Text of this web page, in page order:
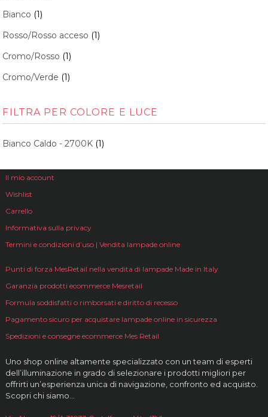
Bianco (1)
Rosso/Rosso acceso (1)
Cromo/Rosso (1)
Cromo/Verde (1)
FILTRA PER COLORE E LUCE
Bianco Caldo - 2700K (1)
Il mio account
Wishlist
Carrello
Informativa sulla privacy
Termini e condizioni d’uso | Vendita lampade online
Punti di forza MesRetail nella vendita di lampade Made in Italy
Garanzia prodotti ecommerce Mesretail
Formula soddisfatti o rimborsati e diritto di recesso
Pagamento sicuro per acquistare lampade online in sicurezza
Spedizioni e consegne ecommerce Mes Retail
Uno shop online altamente specializzato con un team di esperti
dell’illuminazione in grado di selezionare i prodotti migliori per
offrirti un’esperienza unica di navigazione, confronto ed acquisto.
Scopri chi siamo…